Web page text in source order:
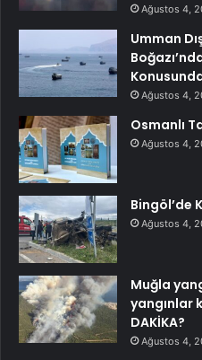
Ağustos 4,
Umman
Ağustos 4,
Osmanlı
Ağustos 4,
Bingöl’de
Ağustos 4,
Muğla
yangınlar
DAKİKA?
Ağustos 4,